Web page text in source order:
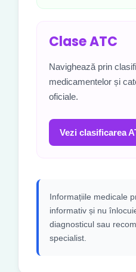
Clase ATC
Navighează prin
medicamentelor și
oficiale.
Vezi clasificarea
Informațiile medicale
informativ și nu
diagnosticul sau
specialist.